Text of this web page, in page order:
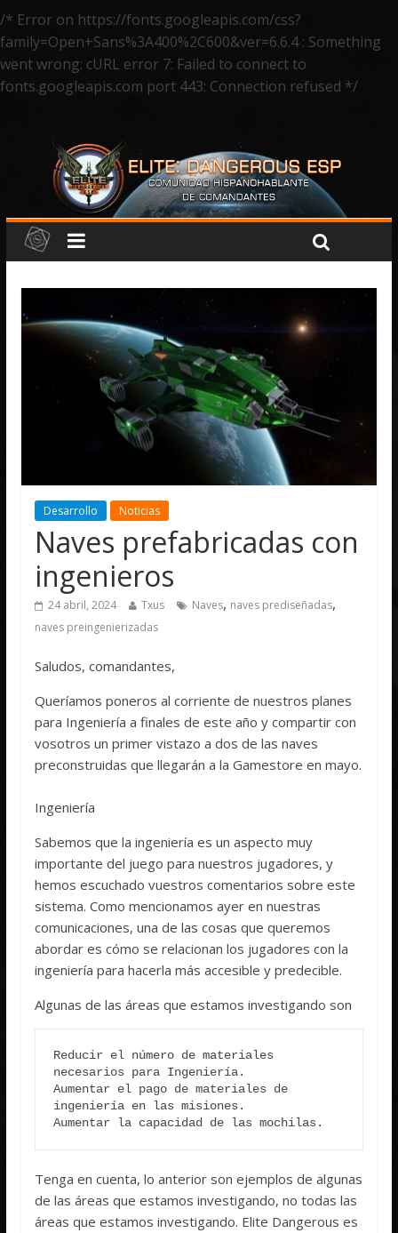
/* Error on https://fonts.googleapis.com/css?
family=Open+Sans%3A400%2C600&ver=6.6.4 : Something
went wrong: cURL error 7: Failed to connect to
fonts.googleapis.com port 443: Connection refused */
Desarrollo Noticias
Naves prefabricadas con
ingenieros
24 abril, 2024 Txus Naves, naves prediseñadas,
naves preingenierizadas
Saludos, comandantes,
Queríamos poneros al corriente de nuestros planes
para Ingeniería a finales de este año y compartir con
vosotros un primer vistazo a dos de las naves
preconstruidas que llegarán a la Gamestore en mayo.
Ingeniería
Sabemos que la ingeniería es un aspecto muy
importante del juego para nuestros jugadores, y
hemos escuchado vuestros comentarios sobre este
sistema. Como mencionamos ayer en nuestras
comunicaciones, una de las cosas que queremos
abordar es cómo se relacionan los jugadores con la
ingeniería para hacerla más accesible y predecible.
Algunas de las áreas que estamos investigando son
Reducir el número de materiales
necesarios para Ingeniería.
Aumentar el pago de materiales de
ingeniería en las misiones.
Aumentar la capacidad de las mochilas.
Tenga en cuenta, lo anterior son ejemplos de algunas
de las áreas que estamos investigando, no todas las
áreas que estamos investigando. Elite Dangerous es